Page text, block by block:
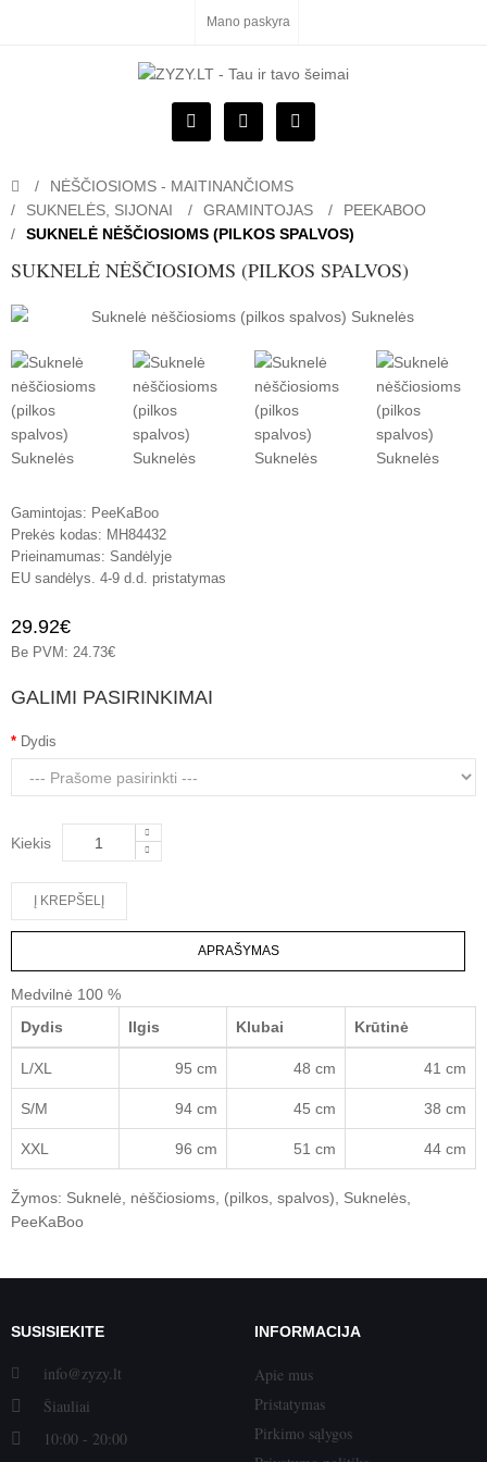
Mano paskyra
NĖŠČIOSIOMS - MAITINANČIOMS
SUKNELĖS, SIJONAI
GRAMINTOJAS
PEEKABOO
SUKNELĖ NĖŠČIOSIOMS (PILKOS SPALVOS)
SUKNELĖ NĖŠČIOSIOMS (PILKOS SPALVOS)
Gamintojas: PeeKaBoo
Prekės kodas: MH84432
Prieinamumas: Sandėlyje
EU sandėlys. 4-9 d.d. pristatymas
29.92€
Be PVM: 24.73€
GALIMI PASIRINKIMAI
Dydis
Kiekis
APRAŠYMAS
Medvilnė 100 %
Dydis
Ilgis Klubai Krūtinė
L/XL 95 cm 48 cm 41 cm
S/M 94 cm 45 cm 38 cm
XXL 96 cm 51 cm 44 cm
Žymos: Suknelė nėščiosioms (pilkos spalvos) Suknelės
PeeKaBoo
SUSISIEKITE
info@zyzy.lt
Šiauliai
10:00 - 20:00
INFORMACIJA
Apie mus
Pristatymas
Pirkimo sąlygos